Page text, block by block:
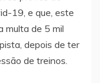
19, e que, este
multa de 5 mil
depois de ter
de treinos.